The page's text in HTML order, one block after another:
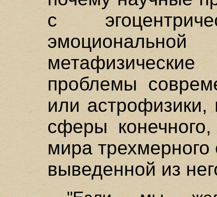
с
проблемы
или
сферы
мира
выведенной из